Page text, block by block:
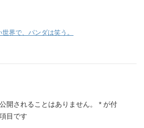
界で、パンダは笑う。
開されることはありません。 * が付
目です